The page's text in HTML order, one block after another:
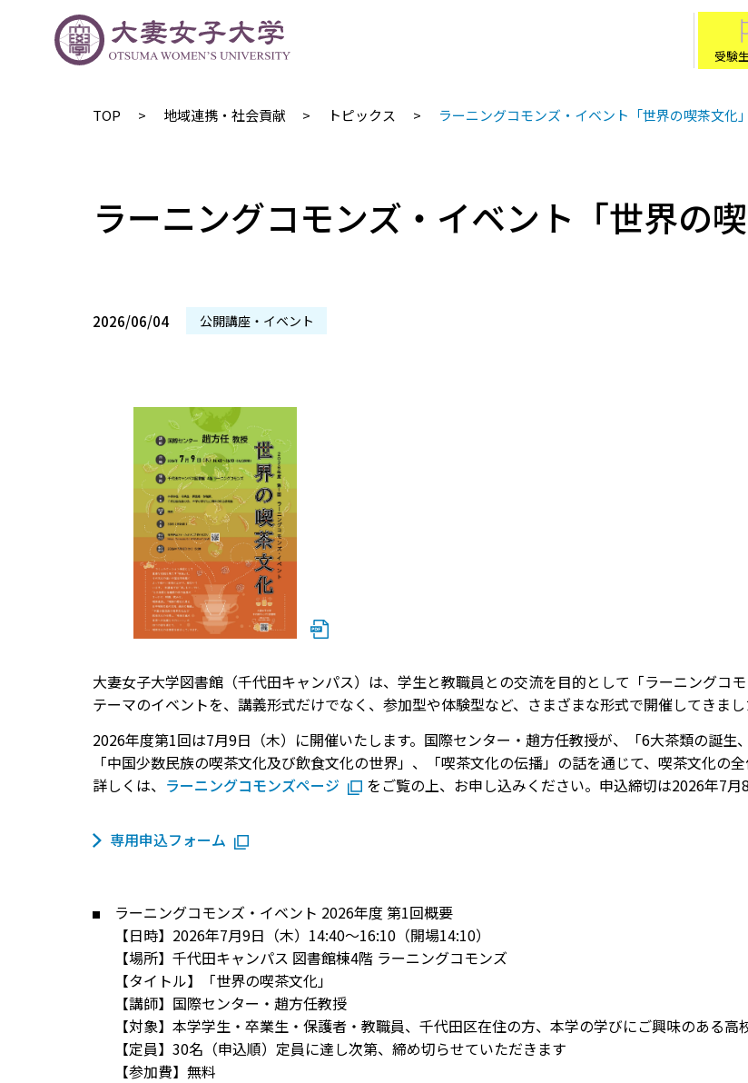
受験
TOP 地域連携・社会貢献 トピックス ラーニングコモンズ・イベント「世界の喫茶文化
ラーニングコモンズ・イベント「世界の
2026/06/04 公開講座・イベント
大妻女子大学図書館（千代田キャンパス）は、学生と教職員との交流を目的として「ラーニングコ
テーマのイベントを、講義形式だけでなく、参加型や体験型など、さまざまな形式で開催してきまし
2026年度第1回は7月9日（木）に開催いたします。国際センター・趙方任教授が、「6大茶類の誕生
「中国少数民族の喫茶文化及び飲食文化の世界」、「喫茶文化の伝播」の話を通じて、喫茶文化の全
詳しくは、 ラーニングコモンズページ をご覧の上、お申し込みください。申込締切は2026年7月
専用申込フォーム
ラーニングコモンズ・イベント 2026年度 第1回概要
【日時】2026年7月9日（木）14:40～16:10（開場14:10）
【場所】千代田キャンパス 図書館棟4階 ラーニングコモンズ
【タイトル】「世界の喫茶文化」
【講師】国際センター・趙方任教授
【対象】本学学生・卒業生・保護者・教職員、千代田区在住の方、本学の学びにご興味のある高
【定員】30名（申込順）定員に達し次第、締め切らせていただきます
【参加費】無料